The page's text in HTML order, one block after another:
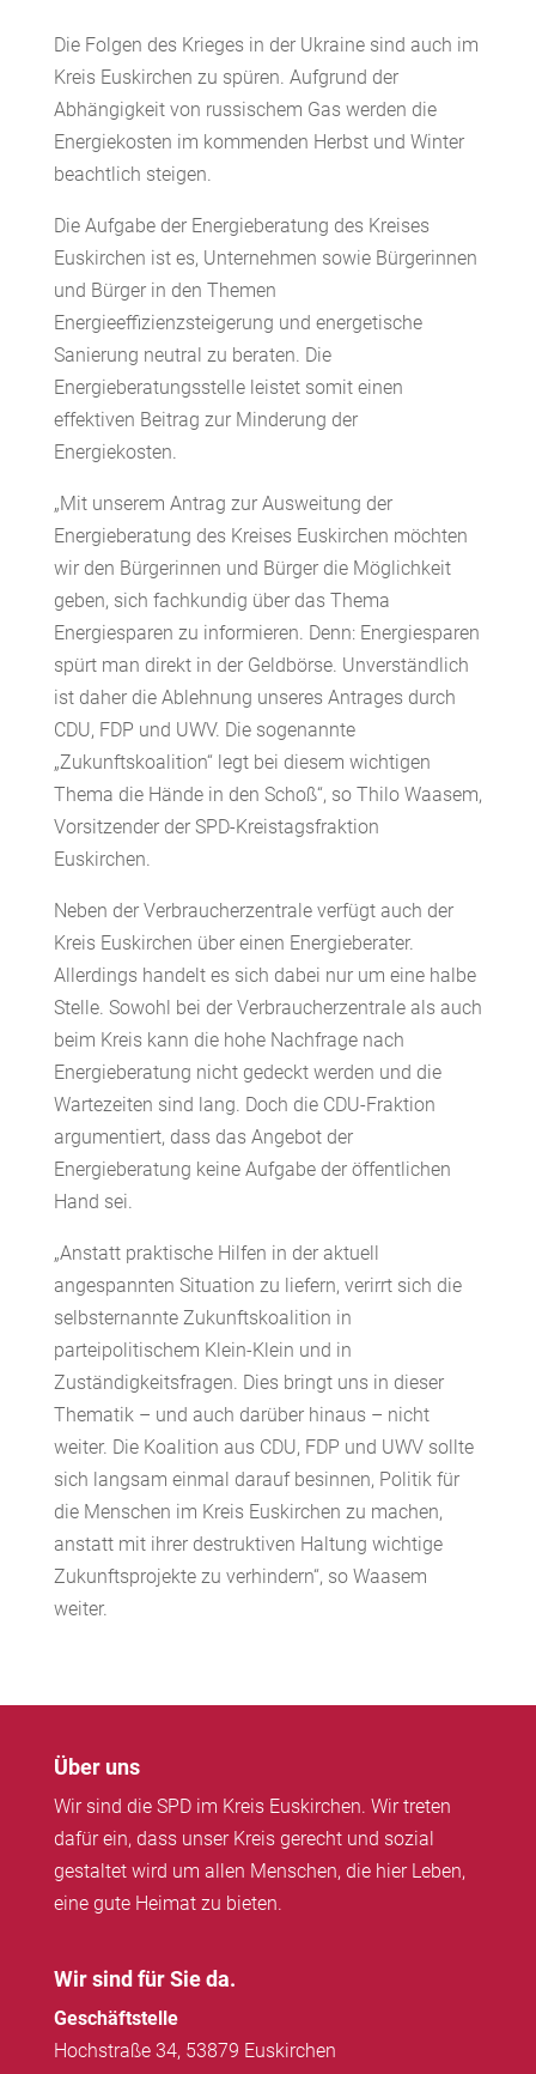
Die Folgen des Krieges in der Ukraine sind auch im
Kreis Euskirchen zu spüren. Aufgrund der
Abhängigkeit von russischem Gas werden die
Energiekosten im kommenden Herbst und Winter
beachtlich steigen.
Die Aufgabe der Energieberatung des Kreises
Euskirchen ist es, Unternehmen sowie Bürgerinnen
und Bürger in den Themen
Energieeffizienzsteigerung und energetische
Sanierung neutral zu beraten. Die
Energieberatungsstelle leistet somit einen
effektiven Beitrag zur Minderung der
Energiekosten.
„Mit unserem Antrag zur Ausweitung der
Energieberatung des Kreises Euskirchen möchten
wir den Bürgerinnen und Bürger die Möglichkeit
geben, sich fachkundig über das Thema
Energiesparen zu informieren. Denn: Energiesparen
spürt man direkt in der Geldbörse. Unverständlich
ist daher die Ablehnung unseres Antrages durch
CDU, FDP und UWV. Die sogenannte
„Zukunftskoalition“ legt bei diesem wichtigen
Thema die Hände in den Schoß“, so Thilo Waasem,
Vorsitzender der SPD-Kreistagsfraktion
Euskirchen.
Neben der Verbraucherzentrale verfügt auch der
Kreis Euskirchen über einen Energieberater.
Allerdings handelt es sich dabei nur um eine halbe
Stelle. Sowohl bei der Verbraucherzentrale als auch
beim Kreis kann die hohe Nachfrage nach
Energieberatung nicht gedeckt werden und die
Wartezeiten sind lang. Doch die CDU-Fraktion
argumentiert, dass das Angebot der
Energieberatung keine Aufgabe der öffentlichen
Hand sei.
„Anstatt praktische Hilfen in der aktuell
angespannten Situation zu liefern, verirrt sich die
selbsternannte Zukunftskoalition in
parteipolitischem Klein-Klein und in
Zuständigkeitsfragen. Dies bringt uns in dieser
Thematik – und auch darüber hinaus – nicht
weiter. Die Koalition aus CDU, FDP und UWV sollte
sich langsam einmal darauf besinnen, Politik für
die Menschen im Kreis Euskirchen zu machen,
anstatt mit ihrer destruktiven Haltung wichtige
Zukunftsprojekte zu verhindern“, so Waasem
weiter.
Über uns
Wir sind die SPD im Kreis Euskirchen. Wir treten
dafür ein, dass unser Kreis gerecht und sozial
gestaltet wird um allen Menschen, die hier Leben,
eine gute Heimat zu bieten.
Wir sind für Sie da.
Geschäftstelle
Hochstraße 34, 53879 Euskirchen